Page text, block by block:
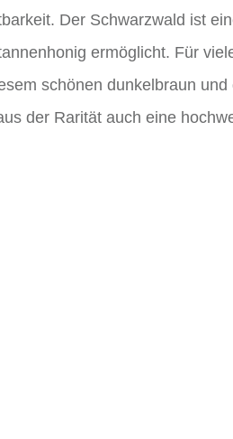
Der Schwarzwald ist
ermöglicht. Für
schönen dunkelbraun
der Rarität auch eine